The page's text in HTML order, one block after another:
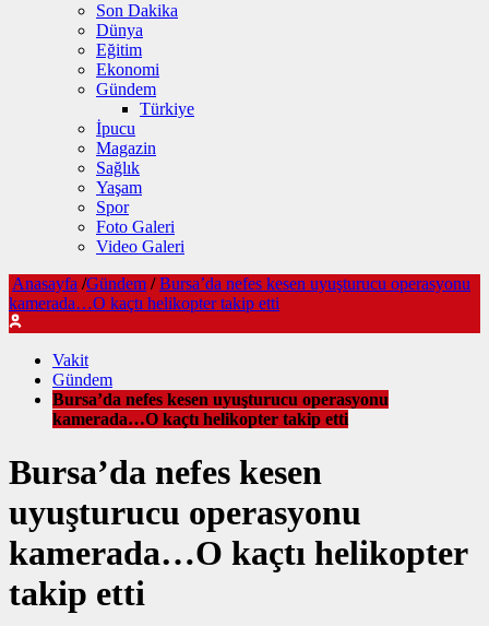
Son Dakika
Dünya
Eğitim
Ekonomi
Gündem
Türkiye
İpucu
Magazin
Sağlık
Yaşam
Spor
Foto Galeri
Video Galeri
Anasayfa /Gündem / Bursa’da nefes kesen uyuşturucu operasyonu
kamerada…O kaçtı helikopter takip etti
Vakit
Gündem
Bursa’da nefes kesen uyuşturucu operasyonu
kamerada…O kaçtı helikopter takip etti
Bursa’da nefes kesen
uyuşturucu operasyonu
kamerada…O kaçtı helikopter
takip etti